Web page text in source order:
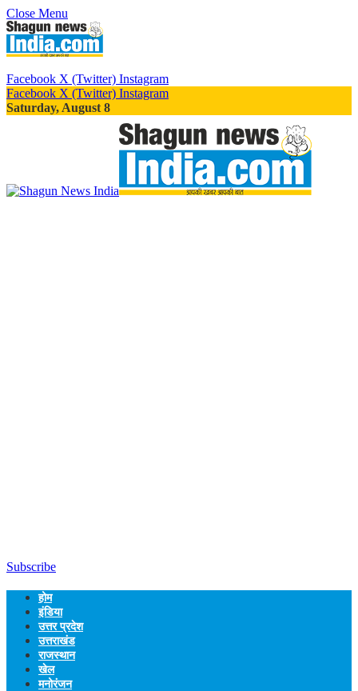
Close Menu
Facebook X (Twitter) Instagram
Facebook X (Twitter) Instagram
Saturday, August 8
Subscribe
होम
इंडिया
उत्तर प्रदेश
उत्तराखंड
राजस्थान
खेल
मनोरंजन